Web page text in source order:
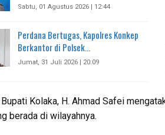
Sabtu, 01 Agustus 2026 | 12:44
Perdana Bertugas, Kapolres Konkep
Berkantor di Polsek…
Jumat, 31 Juli 2026 | 20:09
Kolaka, H. Ahmad Safei
berada di wilayahnya.